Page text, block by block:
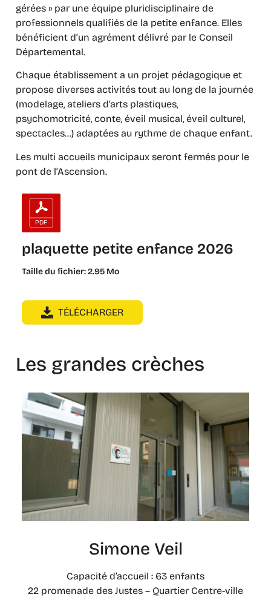
gérées » par une équipe pluridisciplinaire de
professionnels qualifiés de la petite enfance. Elles
bénéficient d’un agrément délivré par le Conseil
Départemental.
Chaque établissement a un projet pédagogique et
propose diverses activités tout au long de la journée
(modelage, ateliers d’arts plastiques,
psychomotricité, conte, éveil musical, éveil culturel,
spectacles…) adaptées au rythme de chaque enfant.
Les multi accueils municipaux seront fermés pour le
pont de l’Ascension.
plaquette petite enfance 2026
Taille du fichier: 2.95 Mo
TÉLÉCHARGER
Les grandes crèches
Simone Veil
Capacité d’accueil : 63 enfants
22 promenade des Justes – Quartier Centre-ville